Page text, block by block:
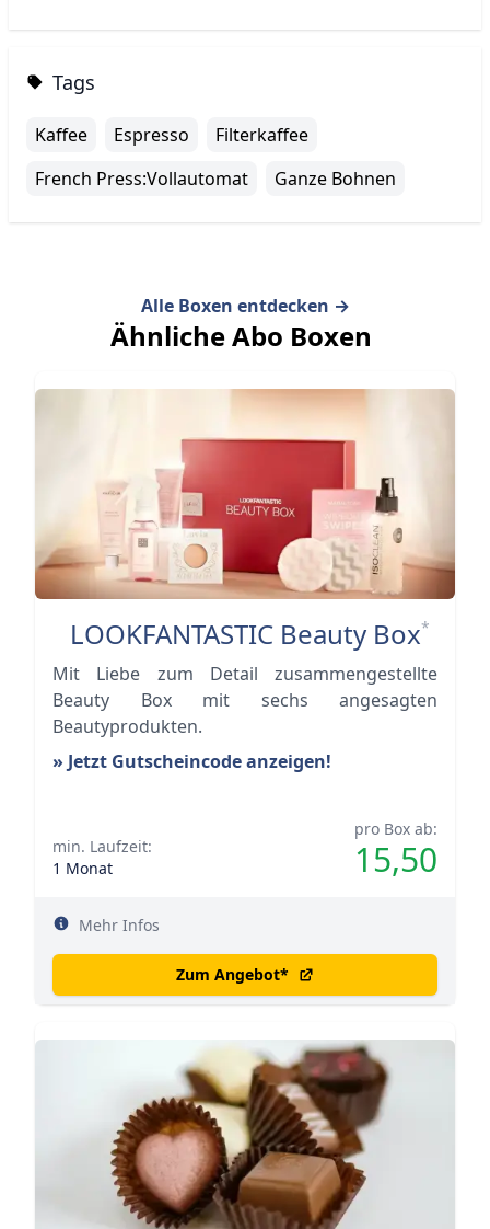
Tags
Kaffee Espresso
Filterkaffee
French Press:Vollautomat
Ganze Bohnen
Ähnliche Abo Boxen
Alle Boxen entdecken →
LOOKFANTASTIC Beauty Box*
Mit Liebe zum Detail zusammengestellte
Beauty Box mit sechs angesagten
Beautyprodukten.
» Jetzt Gutscheincode anzeigen!
pro Box ab:
15,50
min. Laufzeit:
1 Monat
Mehr Infos
Zum Angebot*